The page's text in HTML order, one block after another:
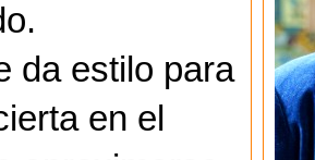
da estilo para
en el